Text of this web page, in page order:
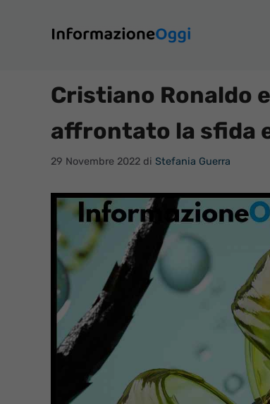
contenuto
Cristiano Ronaldo
affrontato la sfida
29 Novembre 2022 di Stefania Guerra